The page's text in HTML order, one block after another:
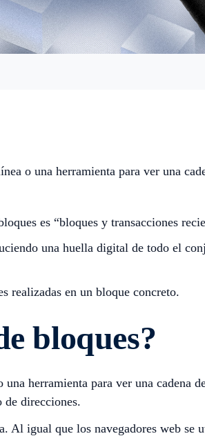
o una herramienta para ver una
es “bloques y transacciones
una huella digital de todo el
realizadas en un bloque concreto.
bloques?
herramienta para ver una
direcciones.
Al igual que los navegadores web